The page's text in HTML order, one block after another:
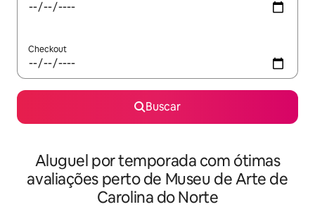
Checkout
Buscar
Aluguel por temporada com ótimas
avaliações perto de Museu de Arte de
Carolina do Norte